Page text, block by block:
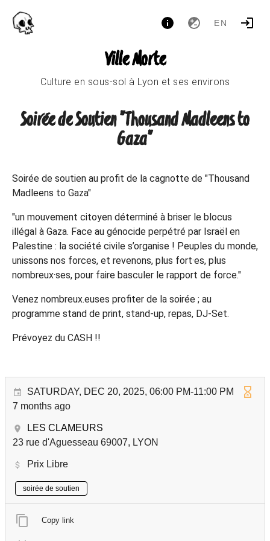
EN
Ville Morte
Culture en sous-sol à Lyon et ses environs
Soirée de Soutien "Thousand Madleens to
Gaza"
Soirée de soutien au profit de la cagnotte de "Thousand
Madleens to Gaza"
"un mouvement citoyen déterminé à briser le blocus
illégal à Gaza. Face au génocide perpétré par Israël en
Palestine : la société civile s’organise ! Peuples du monde,
unissons nos forces, et revenons, plus fort·es, plus
nombreux·ses, pour faire basculer le rapport de force."
Venez nombreux.euses profiter de la soirée ; au
programme stand de print, stand-up, repas, DJ-Set.
Prévoyez du CASH !!
SATURDAY, DEC 20, 2025, 06:00 PM-11:00 PM
7 months ago
LES CLAMEURS
23 rue d'Aguesseau 69007, LYON
Prix Libre
soirée de soutien
Copy link